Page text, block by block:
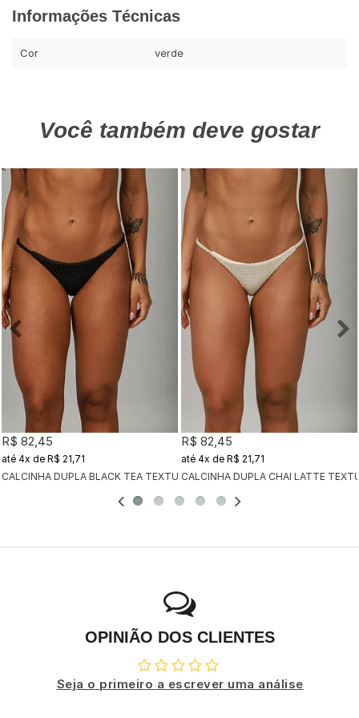
Informações Técnicas
Cor verde
Você também deve gostar
CALCINHA DUPLA BLACK TEA TEXTURIZADO
R$ 82,45
4x de R$ 21,71
CALCINHA DUPLA CHAI LATTE
R$ 82,45
4x de R$ 21,71
OPINIÃO DOS CLIENTES
Seja o primeiro a escrever uma análise